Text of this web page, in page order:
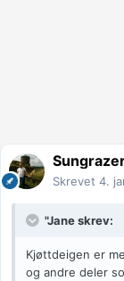
Skrevet 4.
"Jane skrev:
Kjøttdeigen er
og andre deler